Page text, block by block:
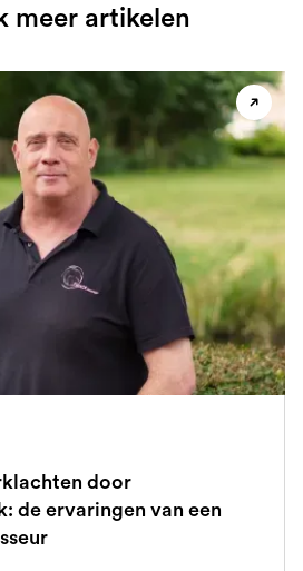
meer artikelen
door
de ervaringen van een